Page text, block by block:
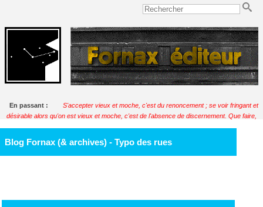
En passant :
S'accepter vieux et moche, c'est du renoncement ; se voir fringant et
désirable alors qu'on est vieux et moche, c'est de l'absence de discernement. Que faire,
Blog Fornax (& archives) - Typo des rues